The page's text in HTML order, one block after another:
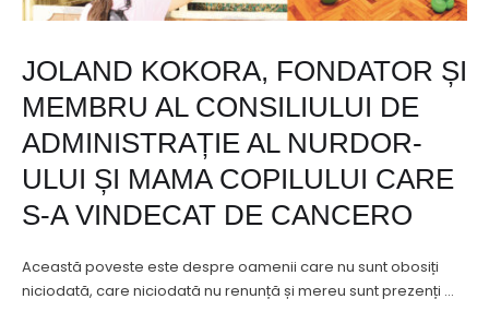
JOLAND KOKORA, FONDATOR ȘI
MEMBRU AL CONSILIULUI DE
ADMINISTRAȚIE AL NURDOR-
ULUI ȘI MAMA COPILULUI CARE
S-A VINDECAT DE CANCERO
Această poveste este despre oamenii care nu sunt obosiți
niciodată, care niciodată nu renunță și mereu sunt prezenți …